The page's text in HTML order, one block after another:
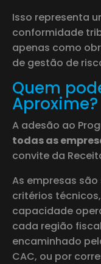
Isso representa
conformidade
apenas como
de gestão de
Quem
Aproxime?
A adesão ao
todas as
convite da
As empresas
critérios
capacidade
cada região
encaminhado
CAC, ou por